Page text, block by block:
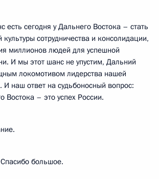
есть сегодня у Дальнего Востока – стать
сотрудничества и консолидации,
миллионов людей для успешной
И мы этот шанс не упустим, Дальний
локомотивом лидерства нашей
наш ответ на судьбоносный вопрос:
Востока – это успех России.
большое.